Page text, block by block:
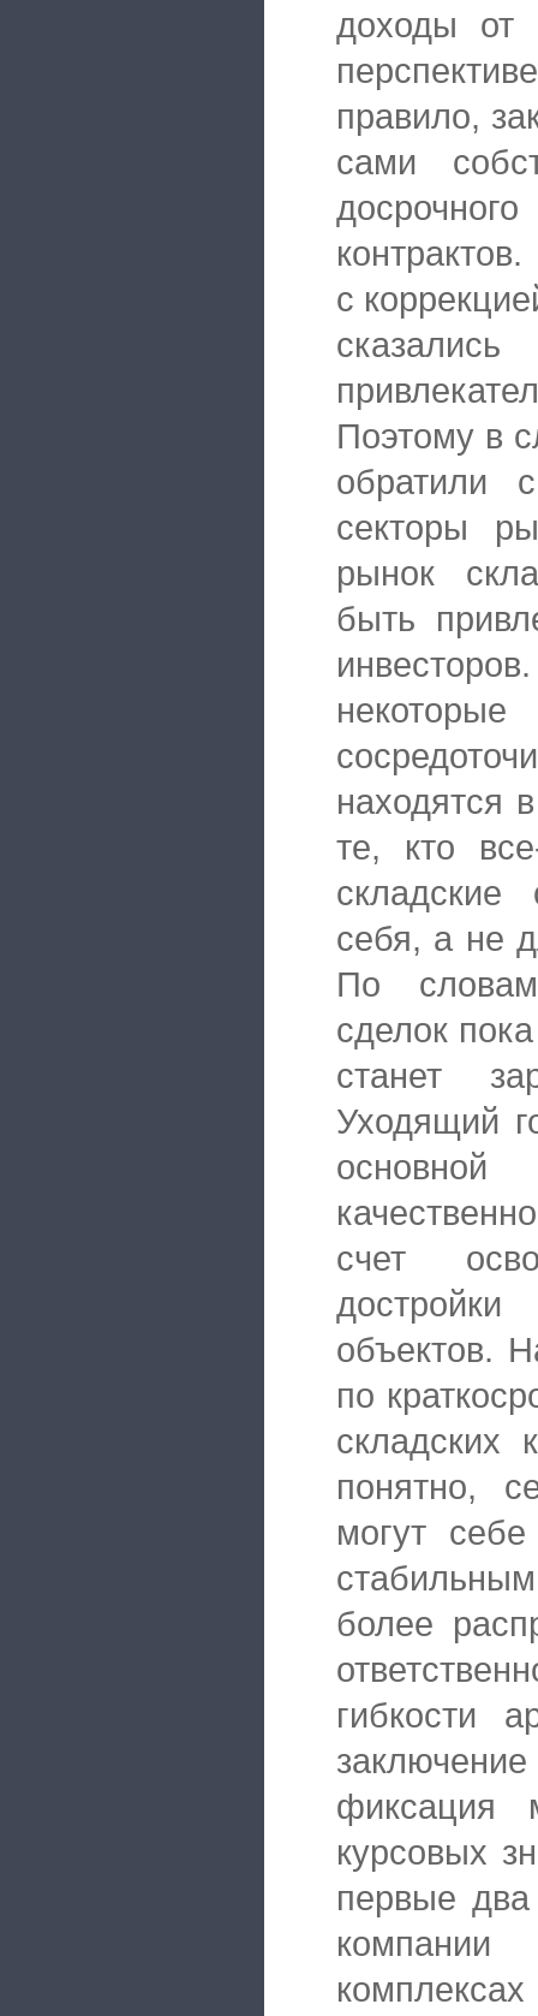
доходы от
правило,
сами
с
Поэтому в
обратили
секторы
рынок
быть
находятся
те, кто
себя, а не
По
сделок
станет
Уходящий
счет
объектов.
по
складских
понятно,
могут
более
гибкости
фиксация
курсовых
первые